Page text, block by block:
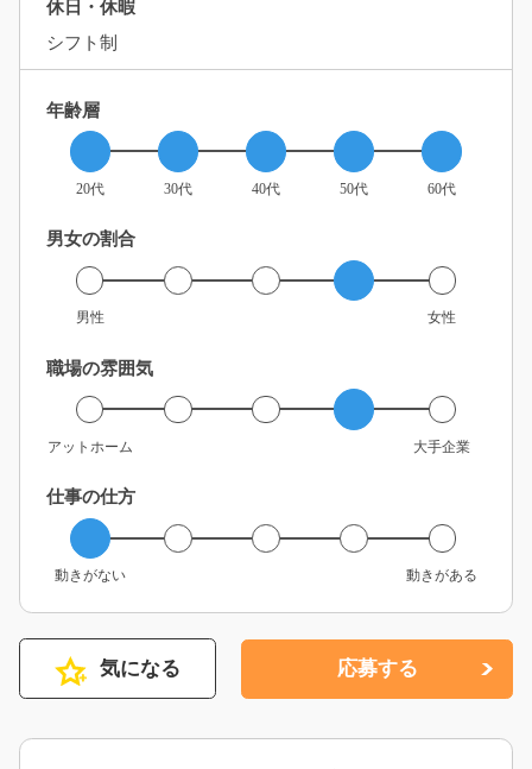
休日・休暇
シフト制
年齢層
20代 30代 40代 50代 60代
男女の割合
男性 女性
職場の雰囲気
アットホーム 大手企業
仕事の仕方
動きがない 動きがある
気になる 応募する